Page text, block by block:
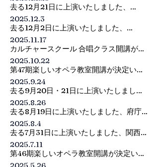
2026年9月19日（土）・20日（日）吹田
市文化会館メイシアターにて公演いたし
ます、関西歌劇団第106回定期公演『仮
面舞踏会』9月20日に出演を予定してお
りましたグスターヴォⅢ世役の谷浩一郎
は、一身上の都合により降板させていた
だくことになりました。
つきましては、下記のとおり出演者を変
更させていただきます。
グスターヴォⅢ世：谷浩一郎　→　松本
薫平（客演）
何卒ご了承を賜りますよう、お願い申し
上げます。
関西芸術振興会・関西歌劇団
～バレンタイン前夜に贈る音楽の花束を
あなたに～
は盛況のうちに終演いたしました。
ご来場、誠にありがとうございました。
去る12月21日に上演いたしました、
2025グランドオペラフェスティバル in
Japan『サンドリヨン』
は盛況のうちに終演いたしました。
ご来場、誠にありがとうございました。
2025.12.3
去る12月2日に上演いたしました、
関西歌劇団Concerto Brillante Vol.7～ク
リスマスによせて～
は盛況のうちに終演いたしました。
ご来場、誠にありがとうございました。
2025.11.17
カルチャースクール 合唱クラス開講が決
定いたしました。
詳細は〈団員・生徒募集〉-〈合唱クラ
ス〉のページへ！
2025.10.22
第47期楽しいオペラ教室開講が決定いた
しました。
詳細は〈団員・生徒募集〉-〈楽しいオペ
ラ教室〉のページへ！
2025.9.24
去る9月20日・21日に上演いたしまし
た、関西歌劇団第105回定期公演『イ
ル・カンピエッロ』
は盛況のうちに終演いたしました。
ご来場、誠にありがとうございました。
2025.8.26
去る8月19日に上演いたしました、府庁本
館活用事業 ひょうたんから独楽劇場 関西
歌劇団Presents《イル・カンピエッロ》
によせて は盛況のうちに終演いたしまし
た。
ご来場、誠にありがとうございました。
2025.8.4
去る7月31日に上演いたしました、関西歌
劇団サマーコンサート～今年は浴衣で男
と女の熱い夏～は盛況のうちに終演いた
しました。
2025.7.11
第46期楽しいオペラ教室開講が決定いた
しました。